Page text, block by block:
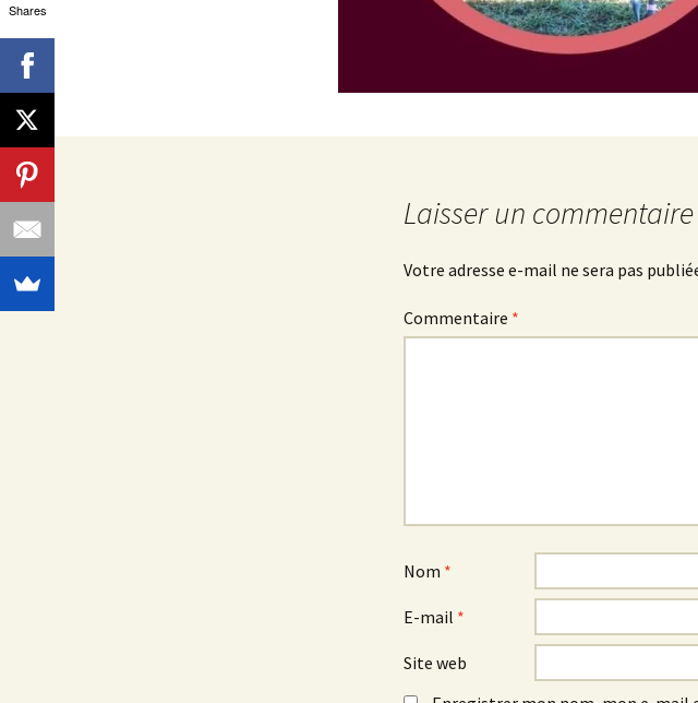
Laisser un commentaire
Votre adresse e-mail ne sera pas
Commentaire *
Nom *
E-mail *
Site web
Shares